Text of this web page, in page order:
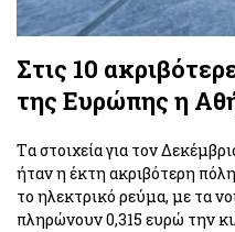
Στις 10
της Ευρώπης η
Tα στοιχεία για τον
ήταν η έκτη ακριβότερη
το ηλεκτρικό ρεύμα, με τα
πληρώνουν 0,315 ευρώ την